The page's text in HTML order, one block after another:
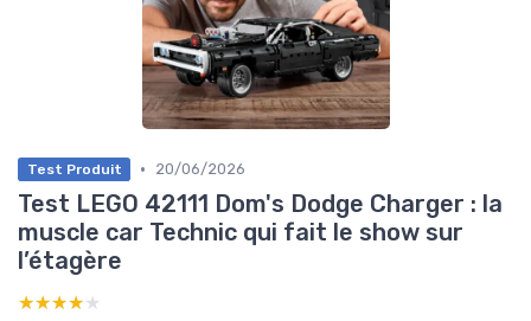
Test Produit • 20/06/2026
Test LEGO 42111 Dom's Dodge Charger : la
muscle car Technic qui fait le show sur
l’étagère
★★★★★
★★★★★